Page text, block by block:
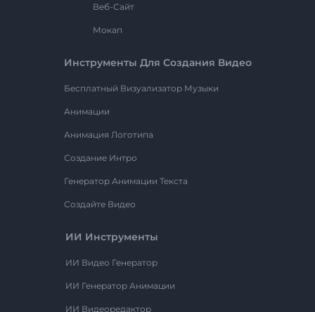
Веб-Сайт
Мокап
Инструменты Для Создания Видео
Бесплатный Визуализатор Музыки
Анимации
Анимация Логотипа
Создание Интро
Генератор Анимации Текста
Создайте Видео
ИИ Инструменты
ИИ Видео Генератор
ИИ Генератор Анимации
ИИ Видеоредактор